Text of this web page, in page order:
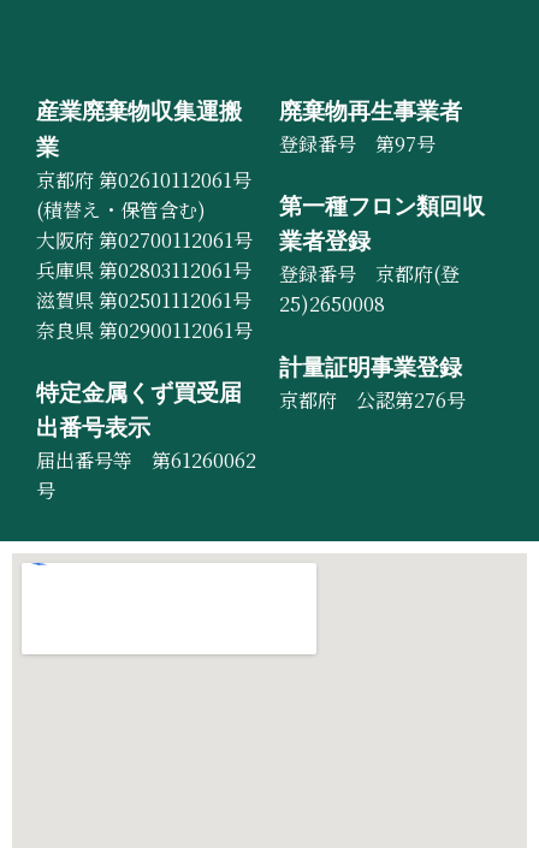
産業廃棄物収集運搬
業
京都府 第02610112061号
(積替え・保管含む)
大阪府 第02700112061号
兵庫県 第02803112061号
滋賀県 第02501112061号
奈良県 第02900112061号
特定金属くず買受届
出番号表示
届出番号等 第61260062
号
廃棄物再生事業者
登録番号 第97号
第一種フロン類回収
業者登録
登録番号 京都府(登
25)2650008
計量証明事業登録
京都府 公認第276号